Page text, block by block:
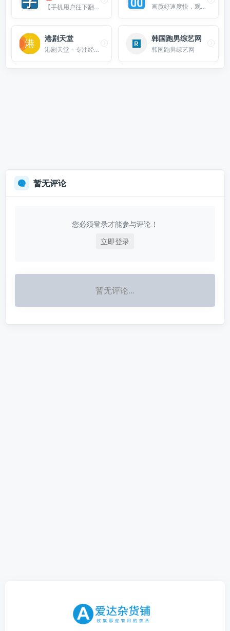
【手机用户往下翻】本页收录各大字幕组网站，从这里获取国外视频的首发翻译吧 画质好速度快，观影体验不错，手机版有广告可屏蔽。
港剧天堂
港剧天堂 - 专注经典怀旧港剧资源
韩国跑男综艺网
韩国跑男综艺网
暂无评论
您必须登录才能参与评论！
立即登录
暂无评论...